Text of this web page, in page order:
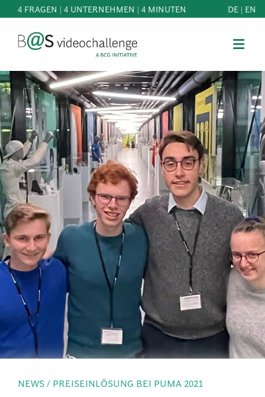
4 FRAGEN | 4 UNTERNEHMEN | 4 MINUTEN DE | EN
MITMACHEN
BEST
OF
WISSEN
&
DOWNLOADS
FAQ
SCHIRMHERRSCHAFT
NEWS
PRESSE
ANMELDEN
NEWS / PREISEINLÖSUNG BEI PUMA 2021
b@Svideochallenge - A BCG INITIATIVE
Registriere dich als Teilnehmer*in
Geburtsdatum*
E-Mail-Adresse*
E-Mail-Adresse*
Jetzt registrieren